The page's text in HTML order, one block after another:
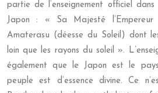
partie de l’enseignement officiel
Japon : « Sa Majesté
Amaterasu (déesse du Soleil) dont
loin que les rayons du soleil ».
également que le Japon est le
peuple est d’essence divine. Ce